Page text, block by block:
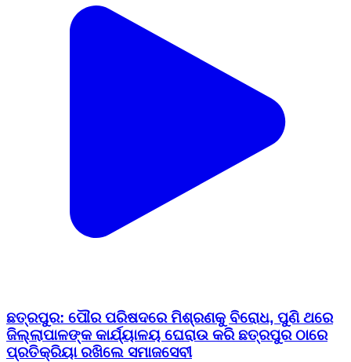
ଛତ୍ରପୁର: ପୌର ପରିଷଦରେ ମିଶ୍ରଣକୁ ବିରୋଧ, ପୁଣି ଥରେ
ଜିଲ୍ଲାପାଳଙ୍କ କାର୍ଯ୍ୟାଳୟ ଘେରାଉ କରି ଛତ୍ରପୁର ଠାରେ
ପ୍ରତିକ୍ରିୟା ରଖିଲେ ସମାଜସେବୀ